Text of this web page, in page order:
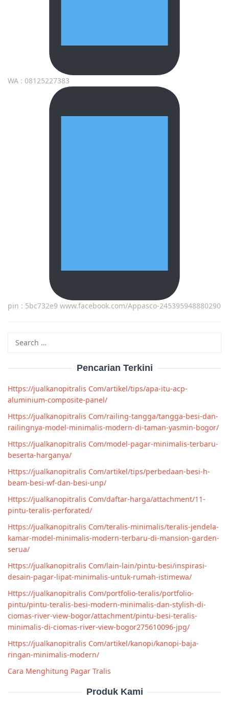
WA : 08125227383
pin : 5bc732e9 www.facebook.com/Appasco-245395948880290
Pencarian Terkini
Https://jualkanopitralis Com/artikel/tips/apa-itu-acp-
aluminium-composite-panel/
Https://jualkanopitralis Com/railing-tangga/tangga-besi-dan-
railingnya-model-minimalis-modern-di-taman-yasmin-bogor/
Https://jualkanopitralis Com/model-pagar-minimalis-terbaru-
beserta-harganya/
Https://jualkanopitralis Com/artikel/tips/perbedaan-besi-h-
beam-besi-wf-dan-besi-unp/
Https://jualkanopitralis Com/daftar-harga/attachment/11-
pintu-teralis-perforated/
Https://jualkanopitralis Com/teralis-minimalis/teralis-jendela-
kamar-model-minimalis-modern-terbaru-di-mansion-garden-
serua/
Https://jualkanopitralis Com/lain-lain/pintu-besi/inspirasi-
desain-pagar-lipat-minimalis-untuk-rumah-istimewa/
Https://jualkanopitralis Com/portfolio-teralis/portfolio-
pintu/pintu-teralis-besi-modern-minimalis-dan-stylish-di-
ciomas-river-view-bogor/attachment/pintu-besi-teralis-
minimalis-di-ciomas-river-view-bogor275610096-jpg/
Https://jualkanopitralis Com/artikel/kanopi/kanopi-baja-
ringan-minimalis-modern/
Cara Menghitung Pagar Tralis
Produk Kami